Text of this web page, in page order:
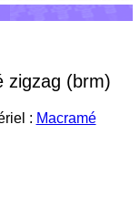
zigzag (brm)
: Macramé